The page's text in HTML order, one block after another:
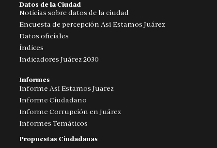
Datos de la Ciudad
Noticias sobre datos de la ciudad
Encuesta de percepción Así Estamos Juárez
Datos oficiales
Índices
Indicadores Juárez 2030
Informes
Informe Así Estamos Juarez
Informe Ciudadano
Informe Corrupción en Juárez
Informes Temáticos
Propuestas Ciudadanas